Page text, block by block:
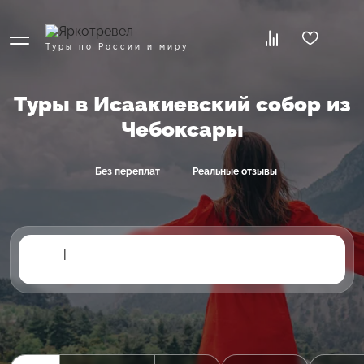
Туры по России и миру
Туры в Исаакиевский собор из
Чебоксары
Без переплат Реальные отзывы
|